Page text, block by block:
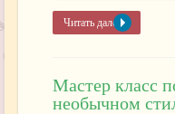
Читать далее »
Мастер класс
необычном